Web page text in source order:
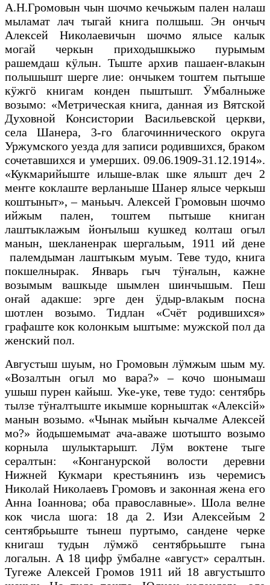
А.Н.Громовын чын шочмо кечыжым пален налаш
мыламат лач тыгай книга полшыш. Эн ончыч
Алексей Николаевичын шочмо ялысе калык
могай черкын приходышкыжо пурымым
рашемдаш кӱлын. Тыште архив пашаеҥ-влакын
полышышт шерге лие: ончыкем тоштем пытыше
кӱжгӧ книгам конден пыштышт. Ӱмбалныже
возымо: «Метрическая книга, данная из Вятской
Духовной Консистории Васильевской церкви,
села Шанера, 3-го благочиннического округа
Уржумского уезда для записи родившихся, браком
сочетавшихся и умерших. 09.06.1909-31.12.1914».
«Кукмарийыште илыше-влак шке ялышт деч 2
меҥге коклаште верланыше Шанер ялысе черкыш
коштыныт», – маньыч. Алексей Громовын шочмо
ийжым пален, тоштем пытыше книган
лаштыклажым йоҥылыш кушкед колташ огыл
манын, шекланенрак шергальым, 1911 ий дене
палемдыман лаштыкым муым. Теве тудо, книга
покшелнырак. Январь гыч тӱҥалын, кажне
возымым вашкыде шымлен шинчышым. Пеш
оҥай адакше: эрге ден ӱдыр-влакым посна
шотлен возымо. Тидлан «Счёт родившихся»
графаште кок колонкым ыштыме: мужской пол да
женский пол.
Августыш шуым, но Громовын лӱмжым шым му.
«Возалтын огыл мо вара?» – кочо шонымаш
ушыш пурен кайыш. Уке-уке, теве тудо: сентябрь
тылзе тӱҥалтыште икымше корныштак «Алексiй»
манын возымо. «Чынак мыйын кычалме Алексей
мо?» йодышемымат ача-аваже шотышто возымо
корныла шулыктарышт. Лӱм воктене тыге
сералтын: «Конганурской волости деревни
Нижней Кукмари крестьянинъ изь черемисъ
Николай Николаевъ Громовъ и законная жена его
Анна Iоаннова; оба православные». Шола велне
кок числа шога: 18 да 2. Изи Алексейым 2
сентябрьыште тынеш пуртымо, сандене черке
книгаш тудын лӱмжӧ сентябрьыште гына
логалын. А 18 цифр ӱмбалне «август» сералтын.
Тугеже Алексей Громов 1911 ий 18 августышто